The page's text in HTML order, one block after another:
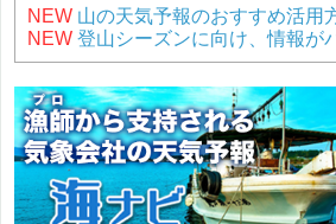
NEW 山の天気予報のおすすめ活用
NEW 登山シーズンに向け、情報が